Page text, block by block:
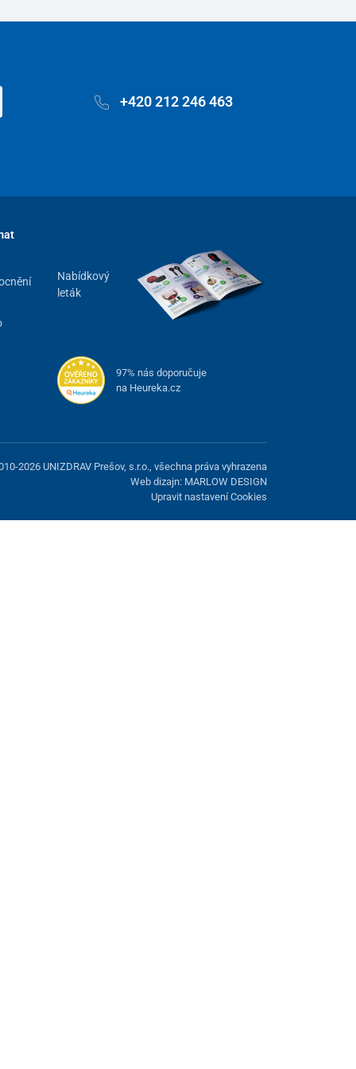
+420 212 246 463
Nabídkový
leták
97% nás doporučuje
na Heureka.cz
2026 UNIZDRAV Prešov, s.r.o., všechna práva vyhrazena
Web dizajn: MARLOW DESIGN
Upravit nastavení Cookies